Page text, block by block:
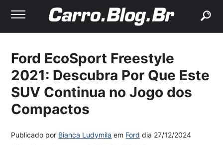
Ford EcoSport Freestyle
2021: Descubra Por Que Este
SUV Continua no Jogo dos
Compactos
Publicado por Bianca Ludymila em Ford dia 27/12/2024